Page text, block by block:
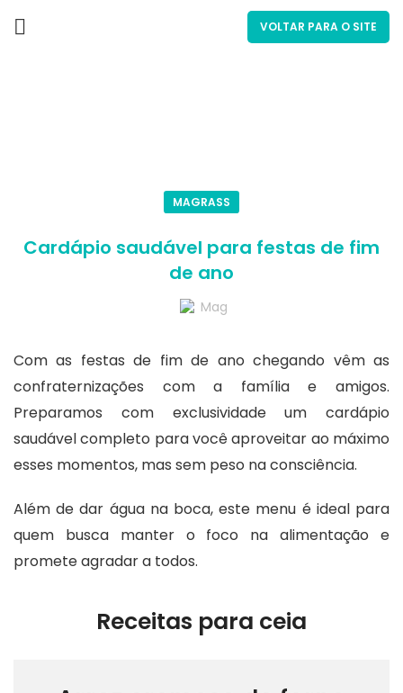
VOLTAR PARA O SITE
MAGRASS
Cardápio saudável para festas de fim
de ano
Mag
Com as festas de fim de ano chegando vêm as
confraternizações com a família e amigos.
Preparamos com exclusividade um cardápio
saudável completo para você aproveitar ao máximo
esses momentos, mas sem peso na consciência.
Além de dar água na boca, este menu é ideal para
quem busca manter o foco na alimentação e
promete agradar a todos.
Receitas para ceia